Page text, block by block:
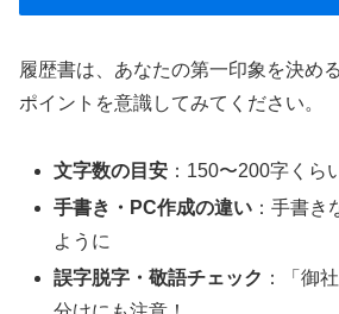
履歴書は、あなたの第一印象を決め
ポイントを意識してみてください。
文字数の目安 ：150〜200字くら
手書き・PC作成の違い ：手書き
ように
誤字脱字・敬語チェック ：「御